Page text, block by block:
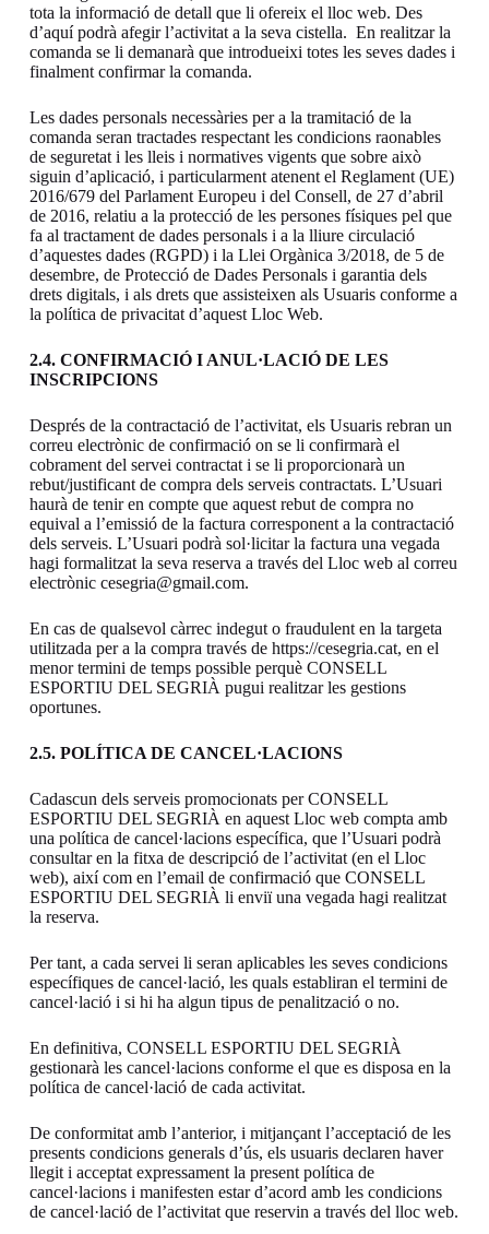
tota la informació de detall que li ofereix el lloc web. Des
d’aquí podrà afegir l’activitat a la seva cistella. En realitzar la
comanda se li demanarà que introdueixi totes les seves dades i
finalment confirmar la comanda.
Les dades personals necessàries per a la tramitació de la
comanda seran tractades respectant les condicions raonables
de seguretat i les lleis i normatives vigents que sobre això
siguin d’aplicació, i particularment atenent el Reglament (UE)
2016/679 del Parlament Europeu i del Consell, de 27 d’abril
de 2016, relatiu a la protecció de les persones físiques pel que
fa al tractament de dades personals i a la lliure circulació
d’aquestes dades (RGPD) i la Llei Orgànica 3/2018, de 5 de
desembre, de Protecció de Dades Personals i garantia dels
drets digitals, i als drets que assisteixen als Usuaris conforme a
la política de privacitat d’aquest Lloc Web.
2.4. CONFIRMACIÓ I ANUL·LACIÓ DE LES
INSCRIPCIONS
Després de la contractació de l’activitat, els Usuaris rebran un
correu electrònic de confirmació on se li confirmarà el
cobrament del servei contractat i se li proporcionarà un
rebut/justificant de compra dels serveis contractats. L’Usuari
haurà de tenir en compte que aquest rebut de compra no
equival a l’emissió de la factura corresponent a la contractació
dels serveis. L’Usuari podrà sol·licitar la factura una vegada
hagi formalitzat la seva reserva a través del Lloc web al correu
electrònic cesegria@gmail.com.
En cas de qualsevol càrrec indegut o fraudulent en la targeta
utilitzada per a la compra través de https://cesegria.cat, en el
menor termini de temps possible perquè CONSELL
ESPORTIU DEL SEGRIÀ pugui realitzar les gestions
oportunes.
2.5. POLÍTICA DE CANCEL·LACIONS
Cadascun dels serveis promocionats per CONSELL
ESPORTIU DEL SEGRIÀ en aquest Lloc web compta amb
una política de cancel·lacions específica, que l’Usuari podrà
consultar en la fitxa de descripció de l’activitat (en el Lloc
web), així com en l’email de confirmació que CONSELL
ESPORTIU DEL SEGRIÀ li enviï una vegada hagi realitzat
la reserva.
Per tant, a cada servei li seran aplicables les seves condicions
específiques de cancel·lació, les quals establiran el termini de
cancel·lació i si hi ha algun tipus de penalització o no.
En definitiva, CONSELL ESPORTIU DEL SEGRIÀ
gestionarà les cancel·lacions conforme el que es disposa en la
política de cancel·lació de cada activitat.
De conformitat amb l’anterior, i mitjançant l’acceptació de les
presents condicions generals d’ús, els usuaris declaren haver
llegit i acceptat expressament la present política de
cancel·lacions i manifesten estar d’acord amb les condicions
de cancel·lació de l’activitat que reservin a través del lloc web.